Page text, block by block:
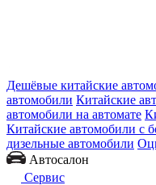
Дешёвые китайские
автомобили Китайские
автомобили на автомате
Китайские автомобили с
дизельные автомобили
Автосалон
Сервис